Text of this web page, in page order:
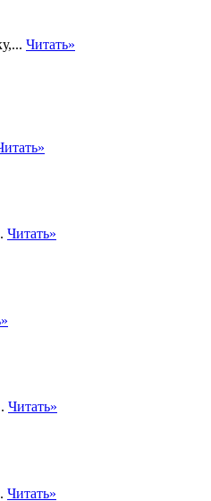
Читать»
Читать»
Читать»
Читать»